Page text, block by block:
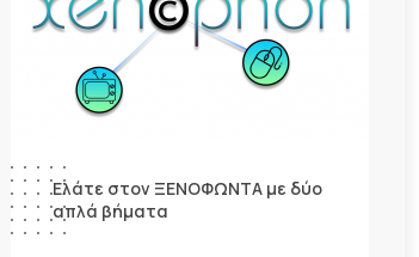
Ελάτε στον ΞΕΝΟΦΩΝΤΑ με δύο
απλά βήματα